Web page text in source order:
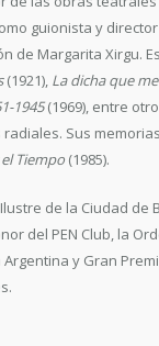
guionista y
de Margarita Xirgu.
(1921), La dicha que
1945(1969), entre
Sus
Tiempo (1985).
de la Ciudad de
del PEN Club, la
y Gran